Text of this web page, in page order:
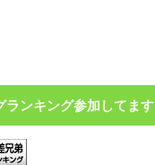
ランキング参加してます